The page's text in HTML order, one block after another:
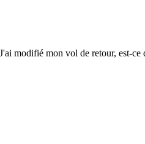
modifié mon vol de retour, est-